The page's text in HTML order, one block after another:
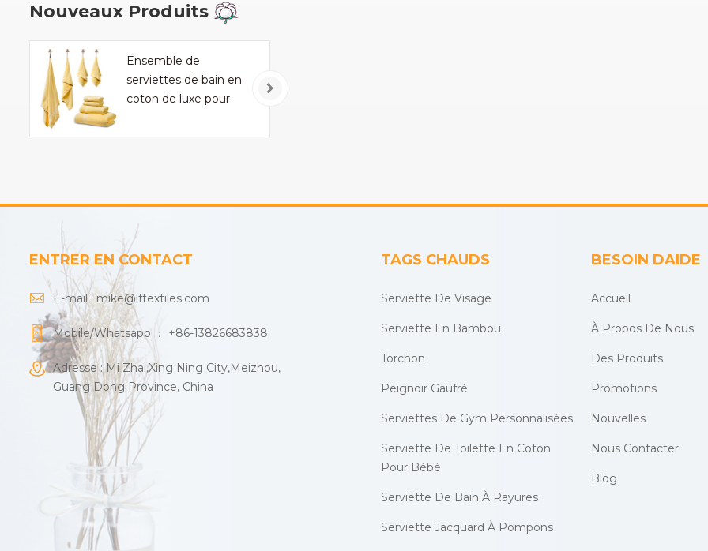
Nouveaux Produits
Ensemble de
serviettes de bain en
coton de luxe pour
ENTRER EN CONTACT
E-mail : mike@lftextiles.com
Mobile/Whatsapp ： +86-13826683838
Adresse : Mi Zhai,Xing Ning City,Meizhou,
Guang Dong Province, China
TAGS CHAUDS
Serviette De Visage
Serviette En Bambou
Torchon
Peignoir Gaufré
Serviettes De Gym Personnalisées
Serviette De Toilette En Coton
Pour Bébé
Serviette De Bain À Rayures
Serviette Jacquard À Pompons
BESOIN DAIDE
Accueil
À Propos De Nous
Des Produits
Promotions
Nouvelles
Nous Contacter
Blog